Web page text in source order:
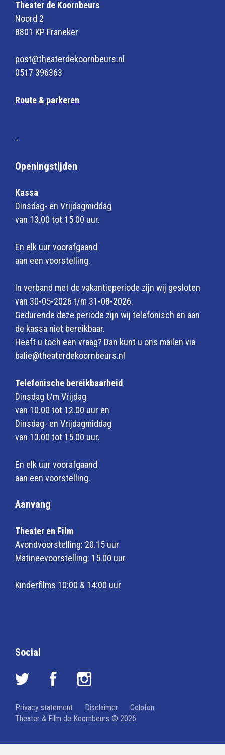
Theater de Koornbeurs
Noord 2
8801 KP Franeker
post@theaterdekoornbeurs.nl
0517 396363
Route & parkeren
-
Openingstijden
Kassa
Dinsdag- en Vrijdagmiddag
van 13.00 tot 15.00 uur.
En elk uur voorafgaand
aan een voorstelling.
In verband met de vakantieperiode zijn wij gesloten
van 30-05-2026 t/m 31-08-2026.
Gedurende deze periode zijn wij telefonisch en aan
de kassa niet bereikbaar.
Heeft u toch een vraag? Dan kunt u ons mailen via
balie@theaterdekoornbeurs.nl
Telefonische bereikbaarheid
Dinsdag t/m Vrijdag
van 10.00 tot 12.00 uur en
Dinsdag- en Vrijdagmiddag
van 13.00 tot 15.00 uur.
En elk uur voorafgaand
aan een voorstelling.
Aanvang
Theater en Film
Avondvoorstelling: 20.15 uur
Matineevoorstelling: 15.00 uur
Kinderfilms 10:00 & 14:00 uur
Social
Privacy statement Disclaimer
Colofon
Theater & Film de Koornbeurs © 2026